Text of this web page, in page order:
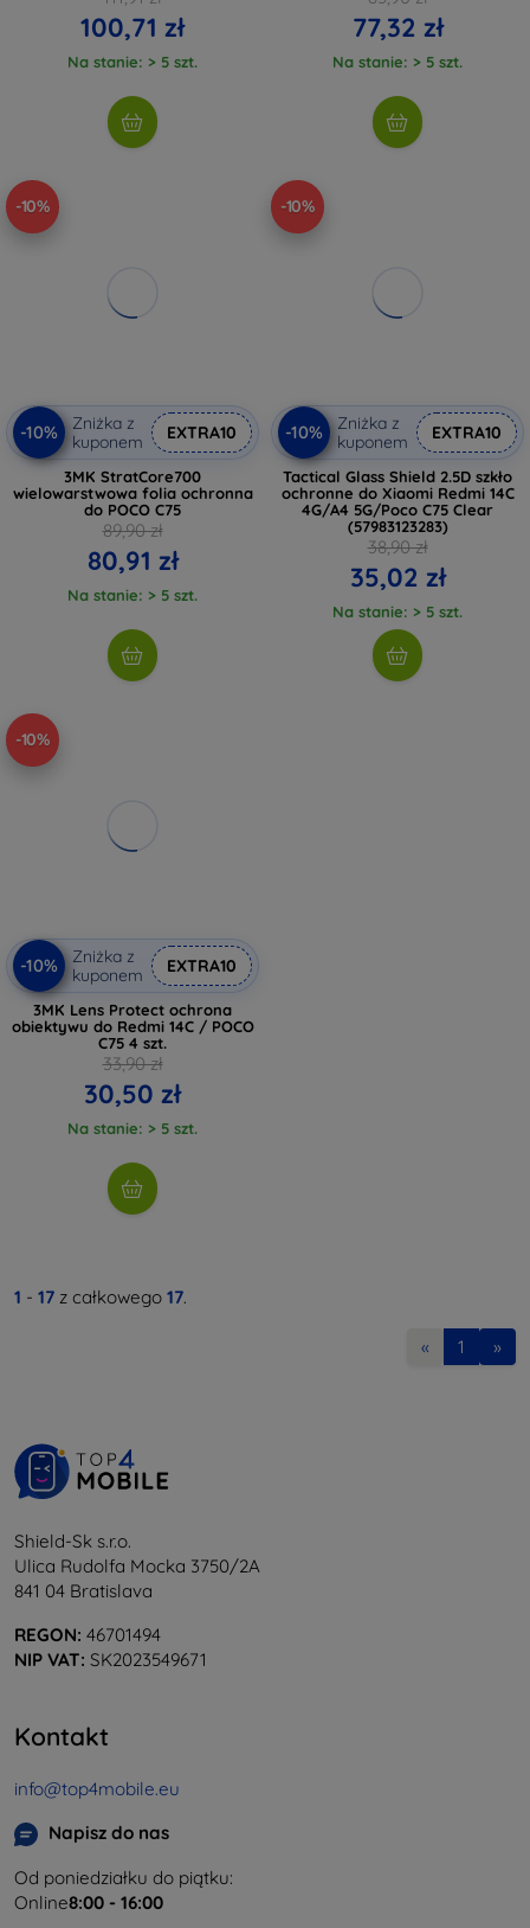
100,71 zł
Na stanie: > 5 szt.
77,32 zł
Na stanie: > 5 szt.
-10%
-10%
Zniżka z
kuponem
EXTRA10
3MK StratCore700
wielowarstwowa folia ochronna
do POCO C75
89,90 zł
80,91 zł
Na stanie: > 5 szt.
-10%
-10%
Zniżka z
kuponem
EXTRA10
Tactical Glass Shield 2.5D szkło
ochronne do Xiaomi Redmi 14C
4G/A4 5G/Poco C75 Clear
(57983123283)
38,90 zł
35,02 zł
Na stanie: > 5 szt.
-10%
-10%
Zniżka z
kuponem
EXTRA10
3MK Lens Protect ochrona
obiektywu do Redmi 14C / POCO
C75 4 szt.
33,90 zł
30,50 zł
Na stanie: > 5 szt.
1 - 17 z całkowego 17.
« 1 »
Shield-Sk s.r.o.
Ulica Rudolfa Mocka 3750/2A
841 04 Bratislava
REGON: 46701494
NIP VAT: SK2023549671
Kontakt
info@top4mobile.eu
Napisz do nas
Od poniedziałku do piątku:
Online8:00 - 16:00